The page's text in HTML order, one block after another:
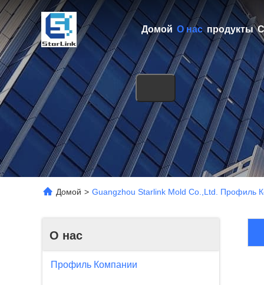
Домой О нас продукты
Домой > Guangzhou Starlink Mold Co.,Ltd. Профиль
О нас
Профиль Компании